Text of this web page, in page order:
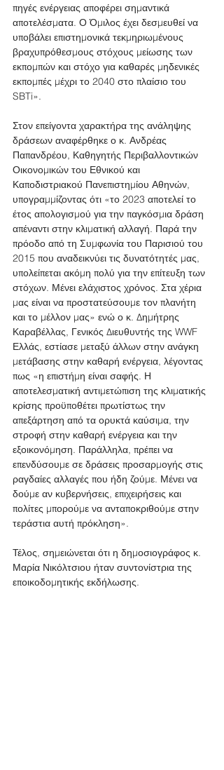
πηγές ενέργειας αποφέρει σημαντικά
αποτελέσματα. Ο Όμιλος έχει δεσμευθεί να
υποβάλει επιστημονικά τεκμηριωμένους
βραχυπρόθεσμους στόχους μείωσης των
εκπομπών και στόχο για καθαρές μηδενικές
εκπομπές μέχρι το 2040 στο πλαίσιο του
SBTi».
Στον επείγοντα χαρακτήρα της ανάληψης
δράσεων αναφέρθηκε ο κ. Ανδρέας
Παπανδρέου, Καθηγητής Περιβαλλοντικών
Οικονομικών του Εθνικού και
Καποδιστριακού Πανεπιστημίου Αθηνών,
υπογραμμίζοντας ότι «το 2023 αποτελεί το
έτος απολογισμού για την παγκόσμια δράση
απέναντι στην κλιματική αλλαγή. Παρά την
πρόοδο από τη Συμφωνία του Παρισιού του
2015 που αναδεικνύει τις δυνατότητές μας,
υπολείπεται ακόμη πολύ για την επίτευξη των
στόχων. Μένει ελάχιστος χρόνος. Στα χέρια
μας είναι να προστατεύσουμε τον πλανήτη
και το μέλλον μας» ενώ ο κ. Δημήτρης
Καραβέλλας, Γενικός Διευθυντής της WWF
Ελλάς, εστίασε μεταξύ άλλων στην ανάγκη
μετάβασης στην καθαρή ενέργεια, λέγοντας
πως «η επιστήμη είναι σαφής. Η
αποτελεσματική αντιμετώπιση της κλιματικής
κρίσης προϋποθέτει πρωτίστως την
απεξάρτηση από τα ορυκτά καύσιμα, την
στροφή στην καθαρή ενέργεια και την
εξοικονόμηση. Παράλληλα, πρέπει να
επενδύσουμε σε δράσεις προσαρμογής στις
ραγδαίες αλλαγές που ήδη ζούμε. Μένει να
δούμε αν κυβερνήσεις, επιχειρήσεις και
πολίτες μπορούμε να ανταποκριθούμε στην
τεράστια αυτή πρόκληση».
Τέλος, σημειώνεται ότι η δημοσιογράφος κ.
Μαρία Νικόλτσιου ήταν συντονίστρια της
εποικοδομητικής εκδήλωσης.